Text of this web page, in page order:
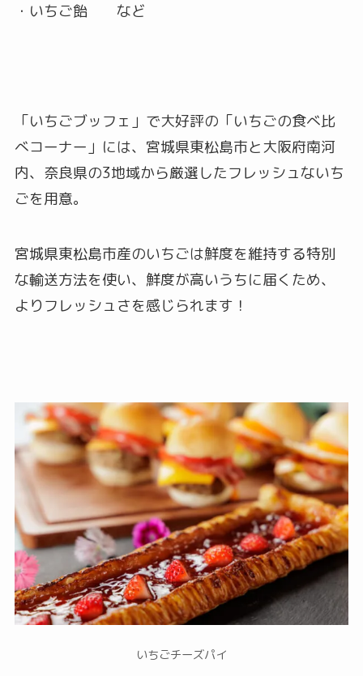
・いちご飴 など
「いちごブッフェ」で大好評の「いちごの食べ比
べコーナー」には、宮城県東松島市と大阪府南河
内、奈良県の3地域から厳選したフレッシュないち
ごを用意。
宮城県東松島市産のいちごは鮮度を維持する特別
な輸送方法を使い、鮮度が高いうちに届くため、
よりフレッシュさを感じられます！
いちごチーズパイ